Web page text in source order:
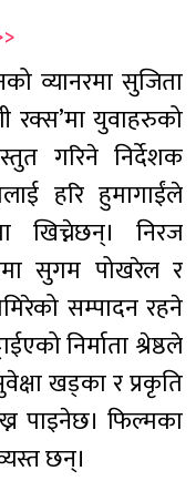
व्यानरमा सुजिता
रक्स’मा युवाहरुको
गरिने निर्देशक
हरि हुमागाईंले
खिच्नेछन्। निरज
सुगम पोखरेल र
सम्पादन रहने
निर्माता श्रेष्ठले
खड्का र प्रकृति
पाइनेछ। फिल्मका
छन्।